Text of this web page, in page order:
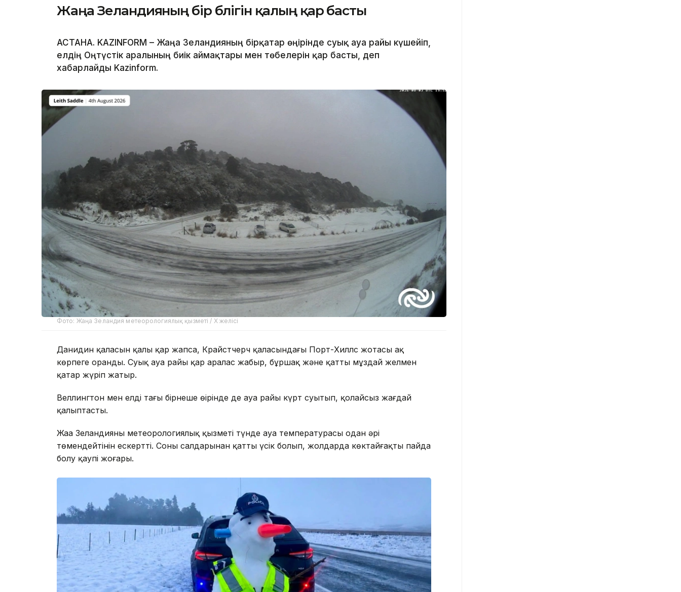
Жаңа Зеландияның бір бөлігін қалың қар басты
АСТАНА. KAZINFORM – Жаңа Зеландияның бірқатар өңірінде суық ауа райы күшейіп,
елдің Оңтүстік аралының биік аймақтары мен төбелерін қар басты, деп
хабарлайды Kazinform.
Фото: Жаңа Зеландия метеорологиялық қызметі / X желісі
Данидин қаласын қалың қар жапса, Крайстчерч қаласындағы Порт-Хиллс жотасы ақ
көрпеге оранды. Суық ауа райы қар аралас жаңбыр, бұршақ және қатты мұздай желмен
қатар жүріп жатыр.
Веллингтон мен елдің тағы бірнеше өңірінде де ауа райы күрт суытып, қолайсыз жағдай
қалыптасты.
Жаңа Зеландияның метеорологиялық қызметі түнде ауа температурасы одан әрі
төмендейтінін ескертті. Соның салдарынан қатты үсік болып, жолдарда көктайғақтың пайда
болу қаупі жоғары.